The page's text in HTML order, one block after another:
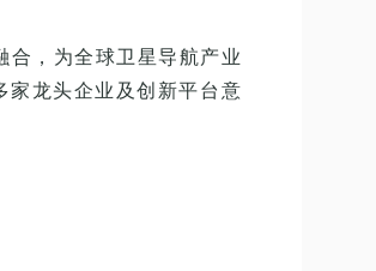
合，为全球卫星导航产业
家龙头企业及创新平台意